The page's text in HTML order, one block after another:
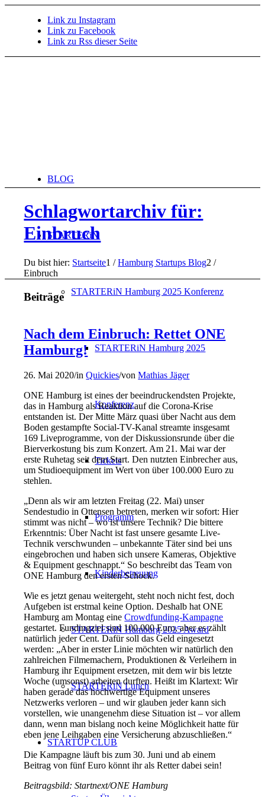
Link zu Instagram
Link zu Facebook
Link zu Rss dieser Seite
BLOG
STARTERiN
STARTERiN Hamburg 2025 Konferenz
STARTERiN Hamburg 2025
Konferenz
Tickets
Programm
Kinderbetreuung
STARTERiN Hamburg 2025 Award
STARTERiN Lunch
STARTUP CLUB
Schlagwortarchiv für:
Einbruch
Du bist hier: Startseite1 / Hamburg Startups Blog2 /
Einbruch
Beiträge
Nach dem Einbruch: Rettet ONE
Hamburg!
26. Mai 2020/inQuickies/vonMathias Jäger
ONE Hamburg ist eines der beeindruckendsten Projekte,
das in Hamburg als Reaktion auf die Corona-Krise
entstanden ist. Der Mitte März quasi über Nacht aus dem
Boden gestampfte Social-TV-Kanal streamte insgesamt
169 Liveprogramme, von der Diskussionsrunde über die
Bierverkostung bis zum Konzert. Am 21. Mai war der
erste Ruhetag seit dem Start. Den nutzten Einbrecher aus,
um Studioequipment im Wert von über 100.000 Euro zu
stehlen.
„Denn als wir am letzten Freitag (22. Mai) unser
Sendestudio in Ottensen betreten, merken wir sofort: Hier
stimmt was nicht – wo ist unsere Technik? Die bittere
Erkenntnis: Über Nacht ist fast unsere gesamte Live-
Technik verschwunden – unbekannte Täter sind bei uns
eingebrochen und haben sich unsere Kameras, Objektive
& Equipment geschnappt.“ So beschreibt das Team von
ONE Hamburg den ersten Schock.
Wie es jetzt genau weitergeht, steht noch nicht fest, doch
Aufgeben ist erstmal keine Option. Deshalb hat ONE
Hamburg am Montag eineCrowdfunding-Kampagne
gestartet. Fundingziel sind 100.000 Euro, aber es zählt
natürlich jeder Cent. Dafür soll das Geld eingesetzt
werden: „Aber in erster Linie möchten wir natürlich den
zahlreichen Filmemachern, Produktionen & Verleihern in
Hamburg ihr Equipment ersetzen, mit dem wir bis letzte
Woche (umsonst) arbeiten durften. Heißt im Klartext: Wir
haben gerade das hochwertige Equipment unseres
Netzwerks verloren – und wir glauben jeder kann sich
vorstellen, wie unangenehm diese Situation ist – vor allem
dann, wenn man bislang noch keine Möglichkeit hatte für
eben jene Leihgaben eine Versicherung abzuschließen.“
Die Kampagne läuft bis zum 30. Juni und ab einem
Beitrag von fünf Euro könnt ihr als Retter dabei sein!
Beitragsbild: Startnext/ONE Hamburg